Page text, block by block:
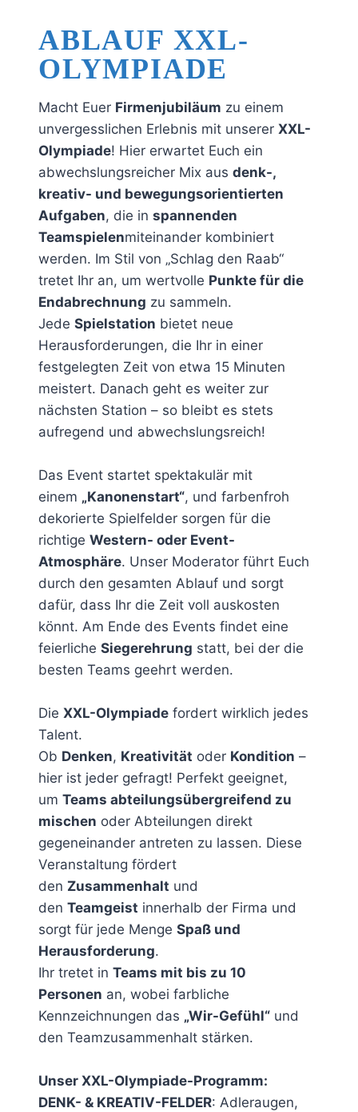
ABLAUF XXL-
OLYMPIADE
Macht Euer Firmenjubiläum zu einem
unvergesslichen Erlebnis mit unserer XXL-
Olympiade! Hier erwartet Euch ein
abwechslungsreicher Mix aus denk-,
kreativ- und bewegungsorientierten
Aufgaben, die in spannenden
Teamspielenmiteinander kombiniert
werden. Im Stil von „Schlag den Raab“
tretet Ihr an, um wertvolle Punkte für die
Endabrechnung zu sammeln.
Jede Spielstation bietet neue
Herausforderungen, die Ihr in einer
festgelegten Zeit von etwa 15 Minuten
meistert. Danach geht es weiter zur
nächsten Station – so bleibt es stets
aufregend und abwechslungsreich!
Das Event startet spektakulär mit
einem „Kanonenstart“, und farbenfroh
dekorierte Spielfelder sorgen für die
richtige Western- oder Event-
Atmosphäre. Unser Moderator führt Euch
durch den gesamten Ablauf und sorgt
dafür, dass Ihr die Zeit voll auskosten
könnt. Am Ende des Events findet eine
feierliche Siegerehrung statt, bei der die
besten Teams geehrt werden.
Die XXL-Olympiade fordert wirklich jedes
Talent.
Ob Denken, Kreativität oder Kondition –
hier ist jeder gefragt! Perfekt geeignet,
um Teams abteilungsübergreifend zu
mischen oder Abteilungen direkt
gegeneinander antreten zu lassen. Diese
Veranstaltung fördert
den Zusammenhalt und
den Teamgeist innerhalb der Firma und
sorgt für jede Menge Spaß und
Herausforderung.
Ihr tretet in Teams mit bis zu 10
Personen an, wobei farbliche
Kennzeichnungen das „Wir-Gefühl“ und
den Teamzusammenhalt stärken.
Unser XXL-Olympiade-Programm:
DENK- & KREATIV-FELDER: Adleraugen,